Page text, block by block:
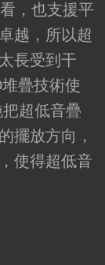
，也支援平
越，所以超
長受到干
疊技術使
超低音疊
擺放方向，
使得超低音